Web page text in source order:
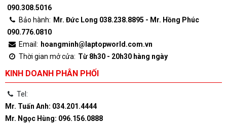
090.308.5016
Bảo hành: Mr. Đức Long 038.238.8895 - Mr. Hồng Phúc
090.776.0810
Email: hoangminh@laptopworld.com.vn
Thời gian mở cửa: Từ 8h30 - 20h30 hàng ngày
KINH DOANH PHÂN PHỐI
Tel:
Mr. Tuấn Anh: 034.201.4444
Mr. Ngọc Hùng: 096.156.0888